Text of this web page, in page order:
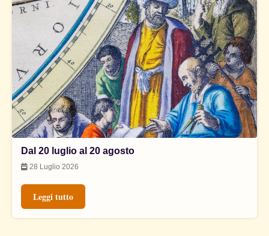
Dal 20 luglio al 20 agosto
28 Luglio 2026
Leggi tutto